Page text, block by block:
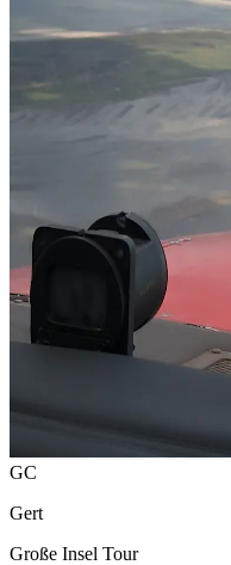
GC
Gert
Große Insel Tour